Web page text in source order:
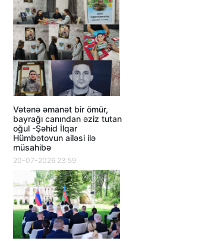
Vətənə əmanət bir ömür,
bayrağı canından əziz tutan
oğul -Şəhid İlqar
Hümbətovun ailəsi ilə
müsahibə
20-07-2026 23:59